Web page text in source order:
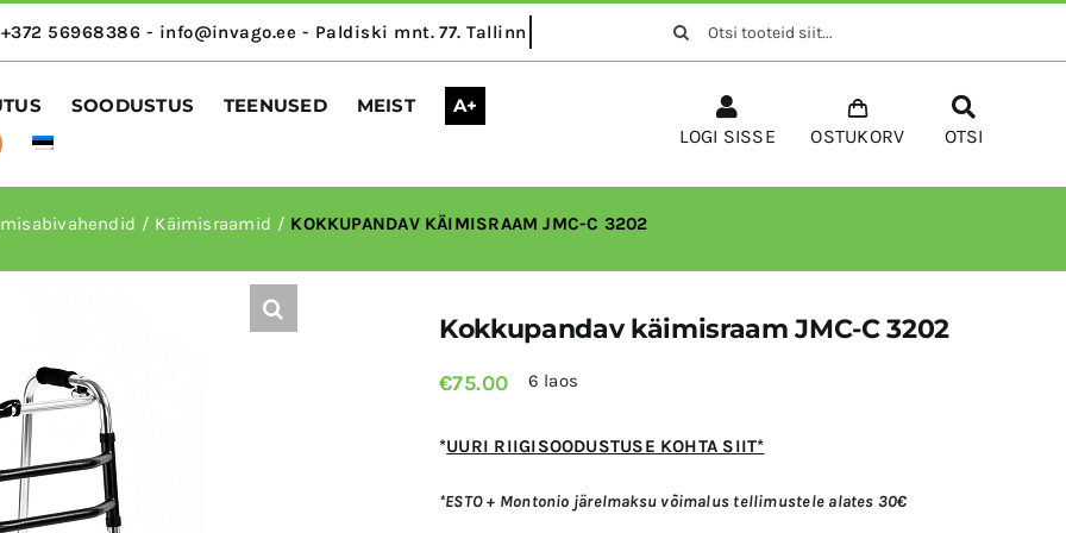
Search
for:
SOODUSTUS TEENUSED MEIST A+
LOGI SISSE OSTUKORV OTSI
Käimisraamid KOKKUPANDAV KÄIMISRAAM JMC-C 3202
Kokkupandav käimisraam JMC-C 3202
€75.00 6 laos
*UURI RIIGISOODUSTUSE KOHTA SIIT*
*ESTO + Montonio järelmaksu võimalus tellimustele alates 30€